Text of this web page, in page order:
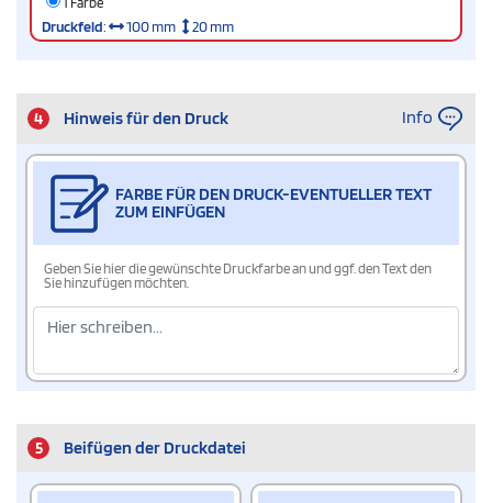
Druckfeld: 100 mm 20 mm
4 Hinweis für den Druck Info
FARBE FÜR DEN DRUCK-EVENTUELLER TEXT
ZUM EINFÜGEN
Geben Sie hier die gewünschte Druckfarbe an und ggf. den Text den
Sie hinzufügen möchten.
5 Beifügen der Druckdatei